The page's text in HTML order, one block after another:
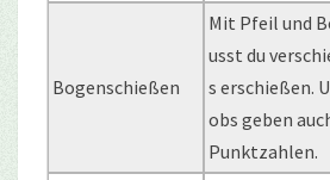
Bogenschießen
Mit Pfeil und
usst du
s erschießen.
obs geben
Punktzahlen.